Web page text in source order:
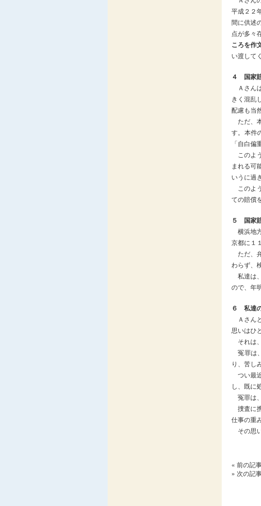
平成２２
間に供述
点が多々
ころを作
い渡して
４ 国家
Ａさん
きく混乱
配慮も当
ただ、
す。本件
「自白偏
このよ
まれる可
いうに過
このよ
ての賠償
５ 国家
横浜地
京都に１
ただ、
わらず、
私達は
ので、年
６ 私達
Ａさん
思いはひ
それは、
冤罪は
り、苦し
つい最
し、既に
冤罪は
捜査に
仕事の重
その思
« 前の記
» 次の記